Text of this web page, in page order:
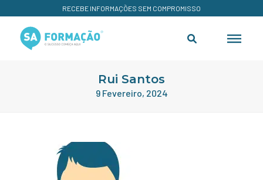
RECEBE INFORMAÇÕES SEM COMPROMISSO
Rui Santos
9 Fevereiro, 2024